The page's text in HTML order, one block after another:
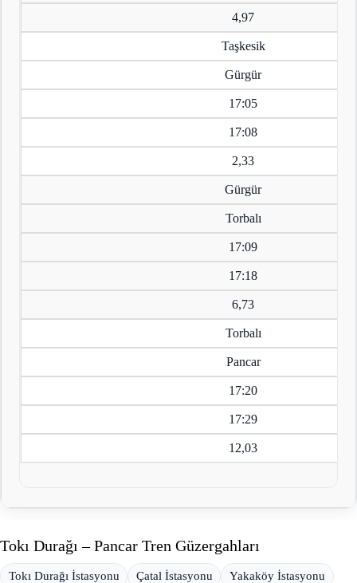
4,97
Taşkesik
Gürgür
17:05
17:08
2,33
Gürgür
Torbalı
17:09
17:18
6,73
Torbalı
Pancar
17:20
17:29
12,03
Tokı Durağı – Pancar Tren Güzergahları
Tokı Durağı İstasyonu Çatal İstasyonu Yakaköy İstasyonu